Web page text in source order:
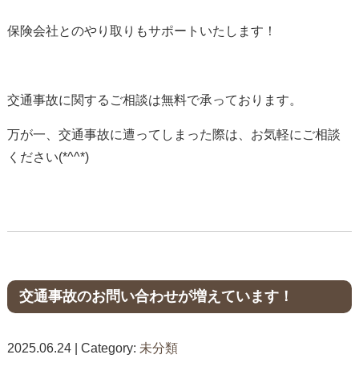
保険会社とのやり取りもサポートいたします！
交通事故に関するご相談は無料で承っております。
万が一、交通事故に遭ってしまった際は、お気軽にご相談
ください(*^^*)
交通事故のお問い合わせが増えています！
2025.06.24 | Category: 未分類